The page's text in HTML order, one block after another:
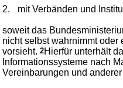
2. mit Verbänden und
soweit das
nicht selbst wahrnimmt
vorsieht.2Hierfür unterhält
Informationssysteme nach
Vereinbarungen und